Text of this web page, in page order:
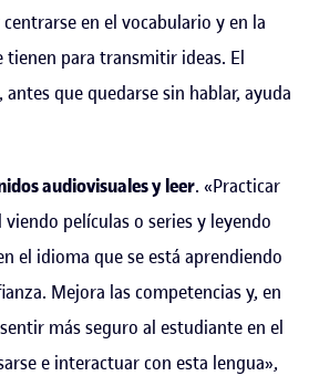
en el vocabulario y en la
tienen para transmitir ideas. El
que quedarse sin hablar, ayuda
audiovisuales y leer. «Practicar
películas o series y leyendo
el idioma que se está aprendiendo
Mejora las competencias y, en
más seguro al estudiante en el
e interactuar con esta lengua»,